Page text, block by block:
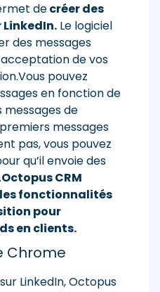
decréer des
Le logiciel
des messages
de vos
pouvez
en fonction de
messages de
messages
pas, vous pouvez
qu’il envoie des
Octopus CRM
fonctionnalités
pour
en clients.
Chrome
LinkedIn, Octopus